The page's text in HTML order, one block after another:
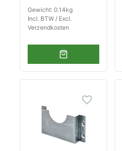
Gewicht: 0.14kg
Incl. BTW / Excl.
Verzendkosten